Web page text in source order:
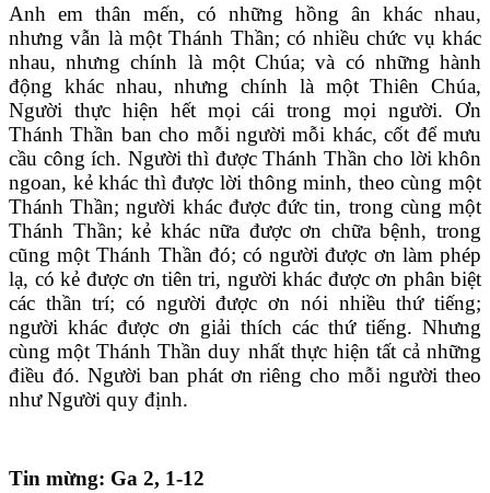
Anh em thân mến, có những hồng ân khác nhau,
nhưng vẫn là một Thánh Thần; có nhiều chức vụ khác
nhau, nhưng chính là một Chúa; và có những hành
động khác nhau, nhưng chính là một Thiên Chúa,
Người thực hiện hết mọi cái trong mọi người. Ơn
Thánh Thần ban cho mỗi người mỗi khác, cốt để mưu
cầu công ích. Người thì được Thánh Thần cho lời khôn
ngoan, kẻ khác thì được lời thông minh, theo cùng một
Thánh Thần; người khác được đức tin, trong cùng một
Thánh Thần; kẻ khác nữa được ơn chữa bệnh, trong
cũng một Thánh Thần đó; có người được ơn làm phép
lạ, có kẻ được ơn tiên tri, người khác được ơn phân biệt
các thần trí; có người được ơn nói nhiều thứ tiếng;
người khác được ơn giải thích các thứ tiếng. Nhưng
cùng một Thánh Thần duy nhất thực hiện tất cả những
điều đó. Người ban phát ơn riêng cho mỗi người theo
như Người quy định.
Tin mừng: Ga 2, 1-12